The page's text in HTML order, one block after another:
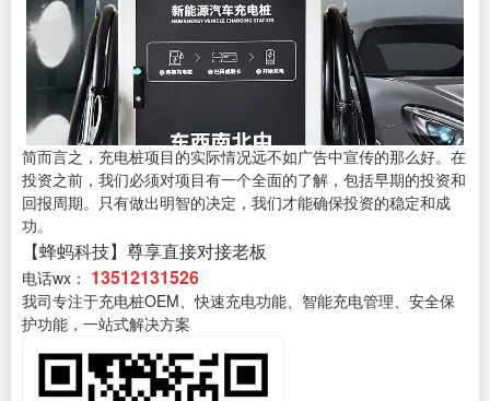
简而言之，充电桩项目的实际情况远不如广告中宣传的那么好。在
投资之前，我们必须对项目有一个全面的了解，包括早期的投资和
回报周期。只有做出明智的决定，我们才能确保投资的稳定和成
功。
【蜂蚂科技】尊享直接对接老板
电话wx： 13512131526
我司专注于充电桩OEM、快速充电功能、智能充电管理、安全保
护功能，一站式解决方案